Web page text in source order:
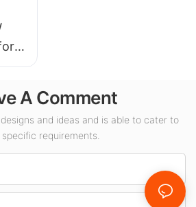
ogA Comment
and ideas and is able to cater to
requirements.